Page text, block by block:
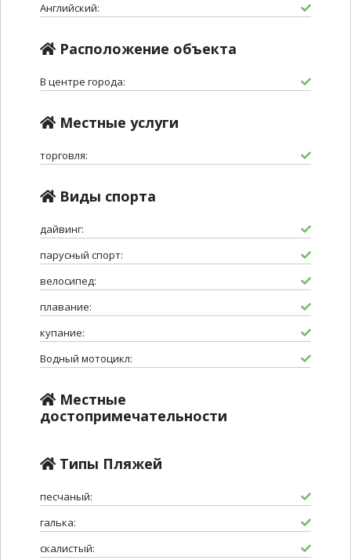
Английский:
Расположение объекта
В центре города:
Местные услуги
торговля:
Виды спорта
дайвинг:
парусный спорт:
велосипед:
плавание:
купание:
Водный мотоцикл:
Местные
достопримечательности
Типы Пляжей
песчаный:
галька:
скалистый: